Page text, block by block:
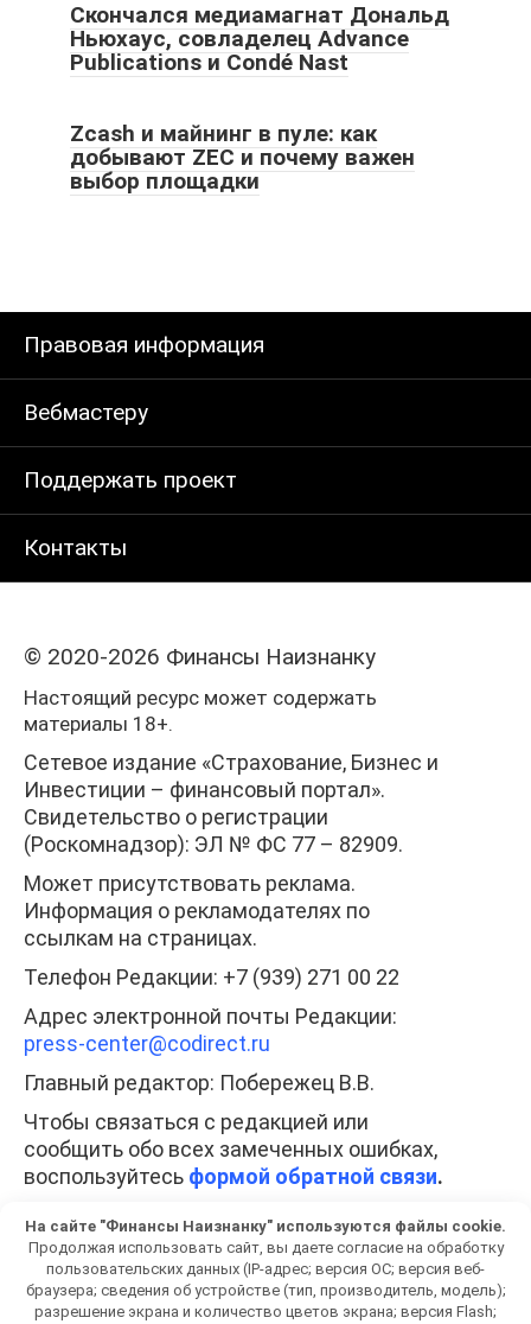
Скончался медиамагнат Дональд
Ньюхаус, совладелец Advance
Publications и Condé Nast
Zcash и майнинг в пуле: как
добывают ZEC и почему важен
выбор площадки
Правовая информация
Вебмастеру
Поддержать проект
Контакты
© 2020-2026 Финансы Наизнанку
Настоящий ресурс может содержать
материалы 18+.
Сетевое издание «Страхование, Бизнес и
Инвестиции – финансовый портал».
Свидетельство о регистрации
(Роскомнадзор): ЭЛ № ФС 77 – 82909.
Может присутствовать реклама.
Информация о рекламодателях по
ссылкам на страницах.
Телефон Редакции: +7 (939) 271 00 22
Адрес электронной почты Редакции:
press-center@codirect.ru
Главный редактор: Побережец В.В.
Чтобы связаться с редакцией или
сообщить обо всех замеченных ошибках,
воспользуйтесь формой обратной связи.
При полном или частичном использовании
любых материалов гиперссылка на
fiscam.ru обязательна. Копирование
материалов без разрешения
На сайте "Финансы Наизнанку" используются файлы cookie.
Продолжая использовать сайт, вы даете согласие на обработку
пользовательских данных (IP-адрес; версия ОС; версия веб-
браузера; сведения об устройстве (тип, производитель, модель);
разрешение экрана и количество цветов экрана; версия Flash;